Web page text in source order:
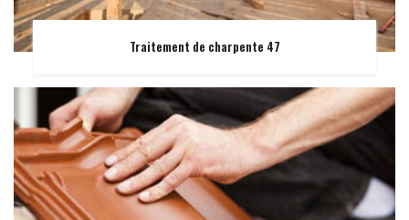
Traitement de charpente 47